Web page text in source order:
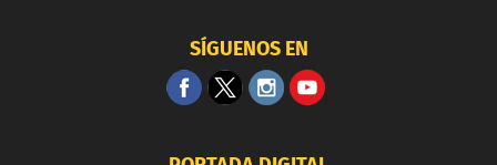
SÍGUENOS EN